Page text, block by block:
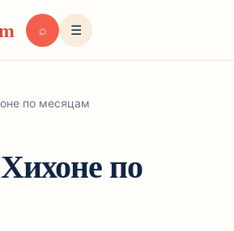
⌕ ☰
по месяцам
по